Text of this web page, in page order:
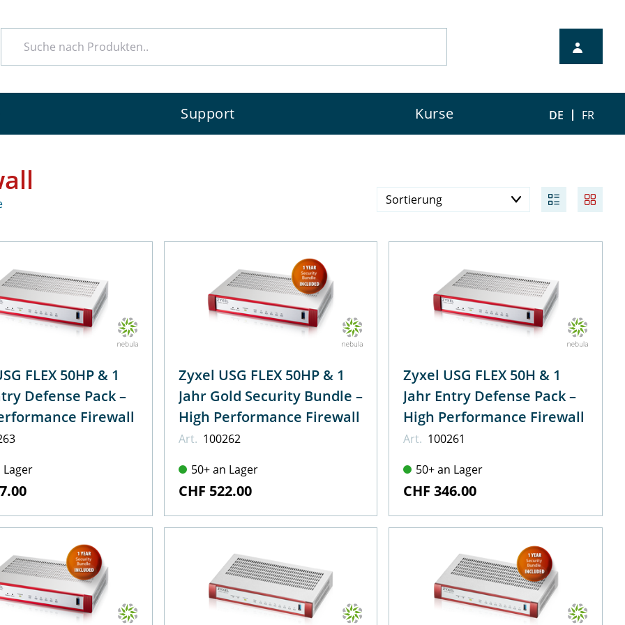
Support Kurse DE FR
Sortierung
Verfügbarkeit
FLEX 50HP & 1
Defense Pack –
Firewall
Lager
Zyxel USG FLEX 50HP & 1
Jahr Gold Security Bundle –
High Performance Firewall
Art. 100262
50+ an Lager
CHF 522.00
Zyxel USG FLEX 50H & 1
Jahr Entry Defense Pack –
High Performance Firewall
Art. 100261
50+ an Lager
CHF 346.00